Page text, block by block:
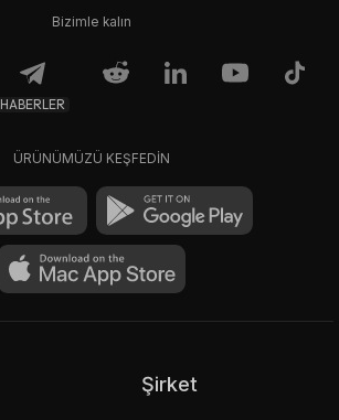
Bizimle kalın
HABERLER
ÜRÜNÜMÜZÜ KEŞFEDİN
Şirket